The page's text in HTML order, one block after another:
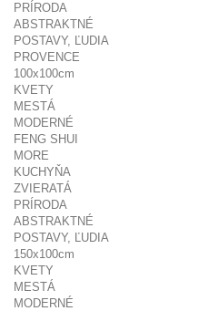
PRÍRODA
ABSTRAKTNÉ
POSTAVY, ĽUDIA
PROVENCE
100x100cm
KVETY
MESTÁ
MODERNÉ
FENG SHUI
MORE
KUCHYŇA
ZVIERATÁ
PRÍRODA
ABSTRAKTNÉ
POSTAVY, ĽUDIA
150x100cm
KVETY
MESTÁ
MODERNÉ